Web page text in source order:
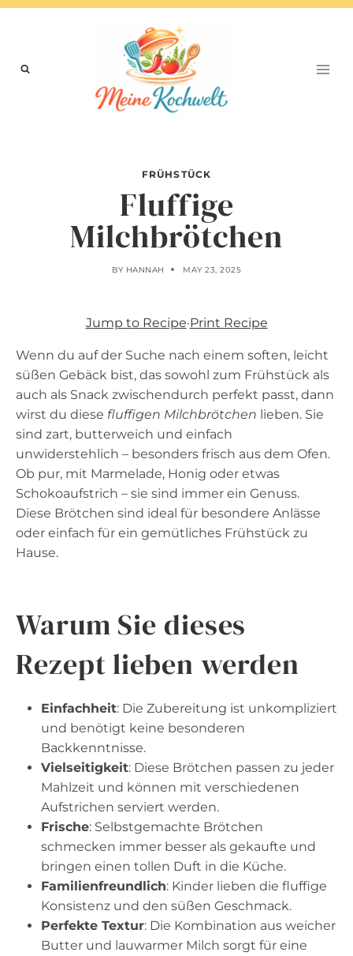
Skip
FRÜHSTÜCK
Fluffige
Milchbrötchen
BY HANNAH MAY 23, 2025
Jump to Recipe·Print Recipe
Wenn du auf der Suche nach einem soften, leicht
süßen Gebäck bist, das sowohl zum Frühstück als
auch als Snack zwischendurch perfekt passt, dann
wirst du diese fluffigen Milchbrötchen lieben. Sie
sind zart, butterweich und einfach
unwiderstehlich – besonders frisch aus dem Ofen.
Ob pur, mit Marmelade, Honig oder etwas
Schokoaufstrich – sie sind immer ein Genuss.
Diese Brötchen sind ideal für besondere Anlässe
oder einfach für ein gemütliches Frühstück zu
Hause.
Warum Sie dieses
Rezept lieben werden
Einfachheit: Die Zubereitung ist unkompliziert
und benötigt keine besonderen
Backkenntnisse.
Vielseitigkeit: Diese Brötchen passen zu jeder
Mahlzeit und können mit verschiedenen
Aufstrichen serviert werden.
Frische: Selbstgemachte Brötchen
schmecken immer besser als gekaufte und
bringen einen tollen Duft in die Küche.
Familienfreundlich: Kinder lieben die fluffige
Konsistenz und den süßen Geschmack.
Perfekte Textur: Die Kombination aus weicher
Butter und lauwarmer Milch sorgt für eine